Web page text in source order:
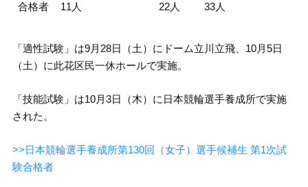
合格者 11人 22人 33人
「適性試験」は9月28日（土）にドーム立川立飛、10月5日
（土）に此花区民一休ホールで実施。
「技能試験」は10月3日（木）に日本競輪選手養成所で実施
された。
>>日本競輪選手養成所第130回（女子）選手候補生 第1次試
験合格者